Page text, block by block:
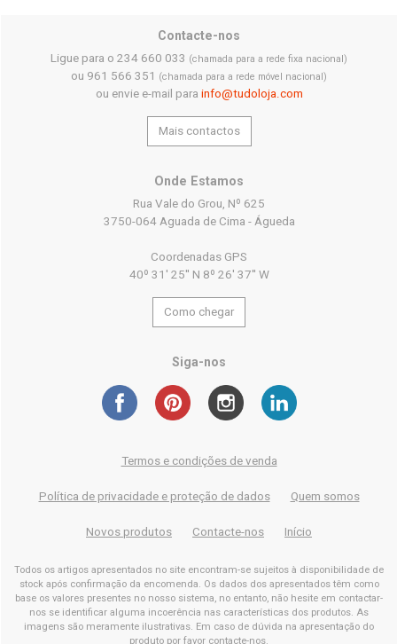
Contacte-nos
Ligue para o 234 660 033 (chamada para a rede fixa nacional)
ou 961 566 351 (chamada para a rede móvel nacional)
ou envie e-mail para info@tudoloja.com
Mais contactos
Onde Estamos
Rua Vale do Grou, Nº 625
3750-064 Aguada de Cima - Águeda
Coordenadas GPS
40º 31' 25'' N 8º 26' 37'' W
Como chegar
Siga-nos
Termos e condições de venda
Política de privacidade e proteção de dados Quem somos
Novos produtos Contacte-nos Início
Todos os artigos apresentados no site encontram-se sujeitos à disponibilidade de
stock após confirmação da encomenda. Os dados dos apresentados têm como
base os valores presentes no nosso sistema, no entanto, não hesite em contactar-
nos se identificar alguma incoerência nas características dos produtos. As
imagens são meramente ilustrativas. Em caso de dúvida na apresentação do
produto por favor contacte-nos.